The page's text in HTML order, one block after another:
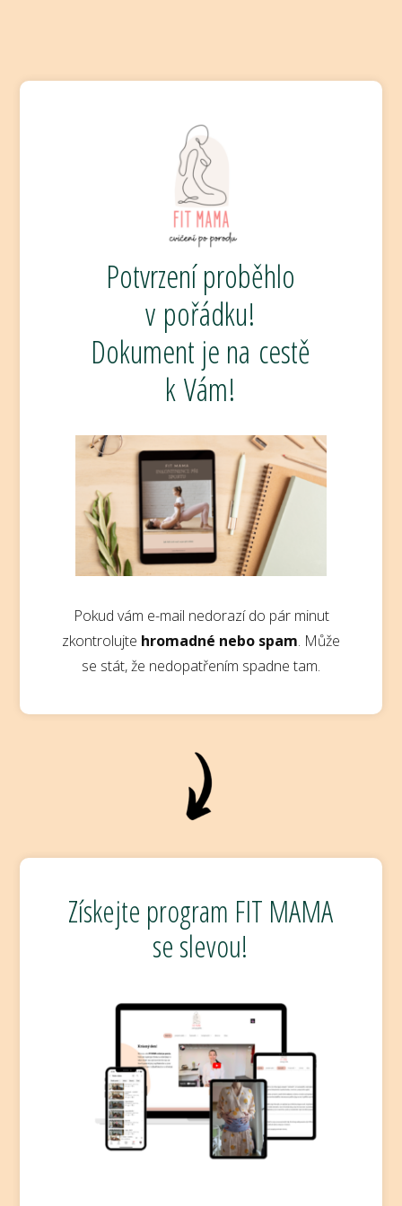
Potvrzení proběhlo
v pořádku!
Dokument je na cestě
k Vám!
Pokud vám e-mail nedorazí do pár minut
zkontrolujte hromadné nebo spam. Může
se stát, že nedopatřením spadne tam.
Získejte program FIT MAMA
se slevou!